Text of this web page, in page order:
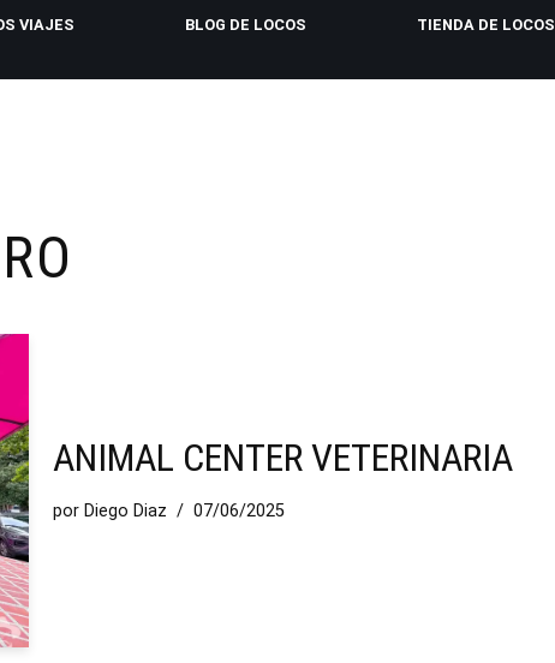
VIAJES BLOG DE LOCOS TIENDA DE LOCOS
ANIMAL CENTER VETERINARIA
por Diego Diaz 07/06/2025